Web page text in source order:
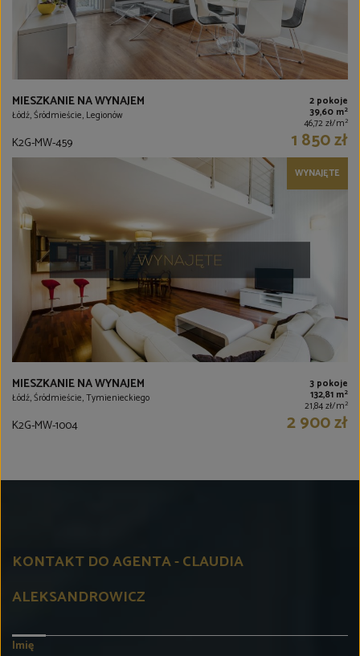
MIESZKANIE NA WYNAJEM
Łódź, Śródmieście, Legionów
2 pokoje
39,60 m2
46,72 zł/m2
K2G-MW-459 1 850 zł
WYNAJĘTE
MIESZKANIE NA WYNAJEM
Łódź, Śródmieście, Tymienieckiego
3 pokoje
132,81 m2
21,84 zł/m2
K2G-MW-1004 2 900 zł
KONTAKT DO AGENTA - CLAUDIA
ALEKSANDROWICZ
Imię